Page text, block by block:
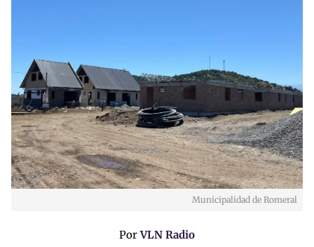
Municipalidad de Romeral
PorVLN Radio